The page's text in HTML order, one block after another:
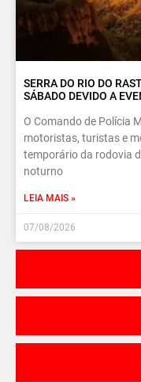
SERRA DO RIO DO
SÁBADO DEVIDO A
O Comando de Polícia
motoristas, turistas e
temporário da rodovia
noturno
LEIA MAIS »
07/08/2026